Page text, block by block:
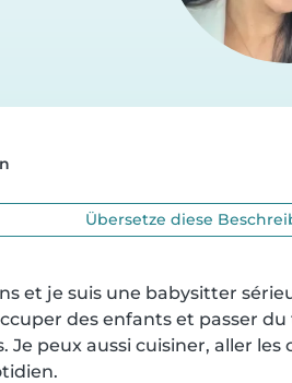
Übersetze diese
et je suis une babysitter
des enfants et passer du
Je peux aussi cuisiner, aller